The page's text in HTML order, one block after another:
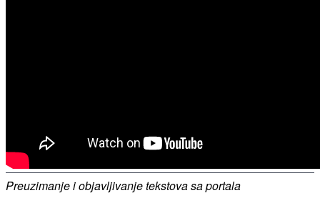
Preuzimanje i objavljivanje tekstova sa portala